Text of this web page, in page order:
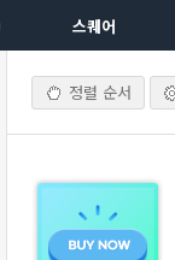
스퀘어
정렬 순서